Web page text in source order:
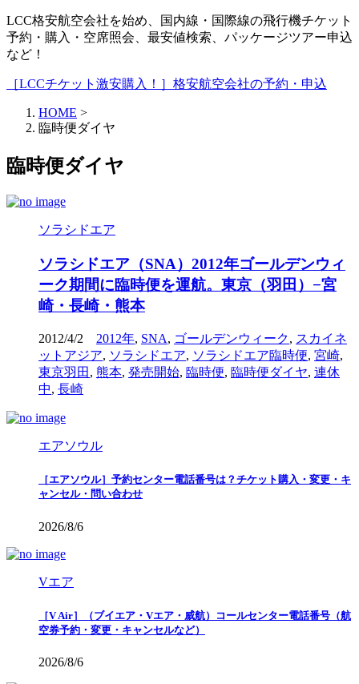
LCC格安航空会社を始め、国内線・国際線の飛行機チケット
予約・購入・空席照会、最安値検索、パッケージツアー申込
など！
［LCCチケット激安購入！］格安航空会社の予約・申込
HOME >
臨時便ダイヤ
臨時便ダイヤ
ソラシドエア
ソラシドエア（SNA）2012年ゴールデンウィ
ーク期間に臨時便を運航。東京（羽田）−宮
崎・長崎・熊本
2012/4/2 2012年, SNA, ゴールデンウィーク, スカイネ
ットアジア, ソラシドエア, ソラシドエア臨時便, 宮崎,
東京羽田 , 熊本, 発売開始, 臨時便, 臨時便ダイヤ, 連休
中, 長崎
エアソウル
［エアソウル］予約センター電話番号は？チケット購入・変更・キ
ャンセル・問い合わせ
2026/8/6
Vエア
［V Air］（ブイエア・Vエア・威航）コールセンター電話番号（航
空券予約・変更・キャンセルなど）
2026/8/6